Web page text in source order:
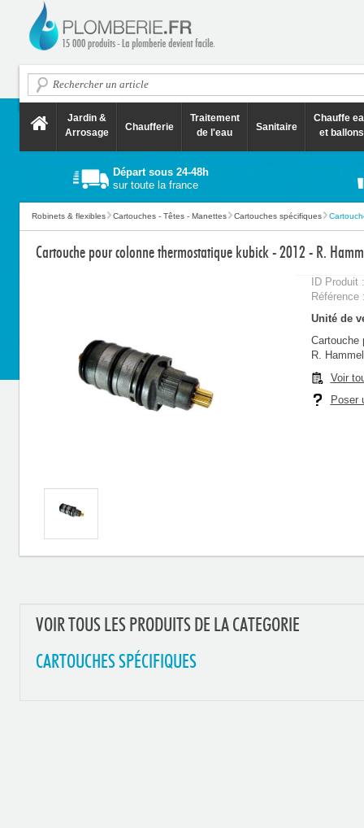
Jardin &
Arrosage
Chaufferie
Traitement
de l'eau
Sanitaire
Chauffe
et ballons
Départ sous 24-48h
sur toute la france
Robinets & flexibles Cartouches - Têtes - Manettes Cartouches spécifiques
Cartouche pour colonne thermostatique kubick - 2012 - R.
ID Produit
Unité de
Cartouche
R. Hammel
Voir
Poser
VOIR TOUS LES PRODUITS DE LA CATEGORIE
CARTOUCHES SPÉCIFIQUES